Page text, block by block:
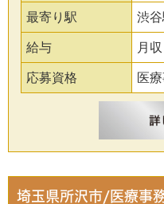
最寄り駅 渋
給与 月
応募資格 医
埼玉県所沢市/医療事